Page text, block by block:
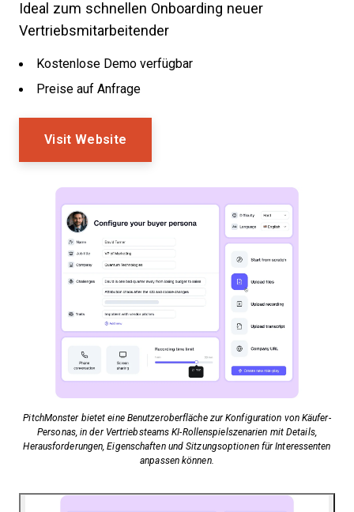
Ideal zum schnellen Onboarding neuer
Vertriebsmitarbeitender
Kostenlose Demo verfügbar
Preise auf Anfrage
Visit Website
PitchMonster bietet eine Benutzeroberfläche zur Konfiguration von Käufer-
Personas, in der Vertriebsteams KI-Rollenspielszenarien mit Details,
Herausforderungen, Eigenschaften und Sitzungsoptionen für Interessenten
anpassen können.